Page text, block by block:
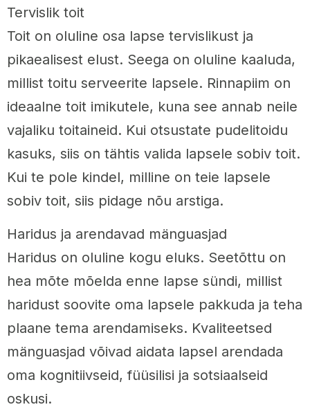
Tervislik toit
Toit on oluline osa lapse tervislikust ja
pikaealisest elust. Seega on oluline kaaluda,
millist toitu serveerite lapsele. Rinnapiim on
ideaalne toit imikutele, kuna see annab neile
vajaliku toitaineid. Kui otsustate pudelitoidu
kasuks, siis on tähtis valida lapsele sobiv toit.
Kui te pole kindel, milline on teie lapsele
sobiv toit, siis pidage nõu arstiga.
Haridus ja arendavad mänguasjad
Haridus on oluline kogu eluks. Seetõttu on
hea mõte mõelda enne lapse sündi, millist
haridust soovite oma lapsele pakkuda ja teha
plaane tema arendamiseks. Kvaliteetsed
mänguasjad võivad aidata lapsel arendada
oma kognitiivseid, füüsilisi ja sotsiaalseid
oskusi.